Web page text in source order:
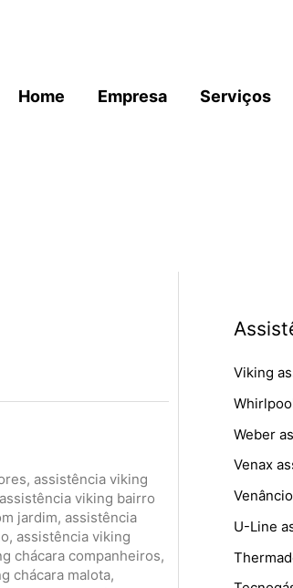
Home Empresa Serviços
, assistência viking
assistência viking bairro
jardim, assistência
, assistência viking
chácara companheiros,
chácara malota,
Viking
Weber
Venax
U-Line